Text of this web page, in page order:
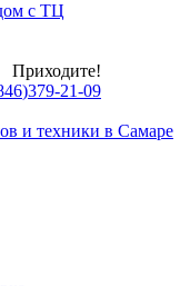
с ТЦ
Приходите!
)379-21-09
и техники в Самаре